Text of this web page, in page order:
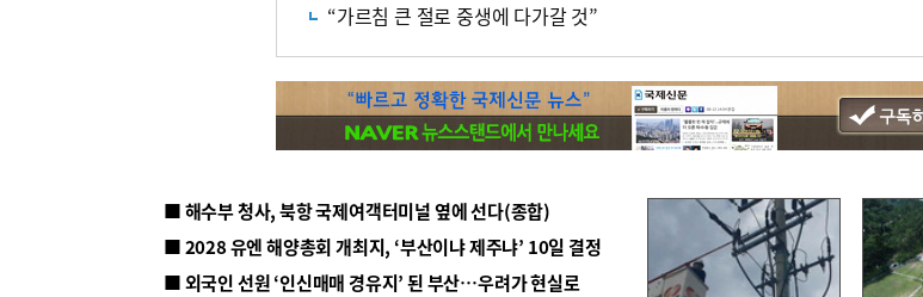
“가르침 큰 절로 중생에 다가갈 것”
■ 해수부 청사, 북항 국제여객터미널 옆에 선다(종합)
■ 2028 유엔 해양총회 개최지, ‘부산이냐 제주냐’ 10일 결정
■ 외국인 선원 ‘인신매매 경유지’ 된 부산…우려가 현실로